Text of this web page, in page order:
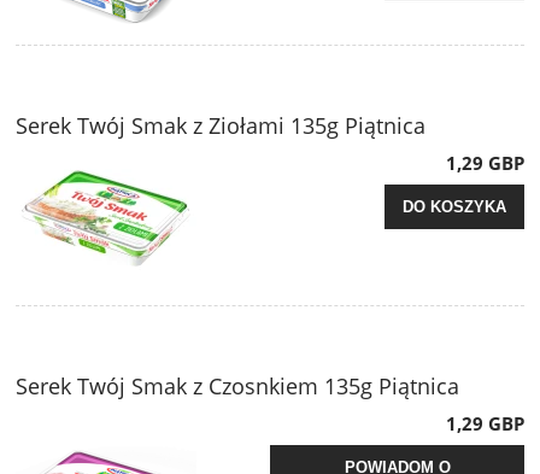
Serek Twój Smak z Ziołami 135g Piątnica
1,29 GBP
DO KOSZYKA
Serek Twój Smak z Czosnkiem 135g Piątnica
1,29 GBP
POWIADOM O